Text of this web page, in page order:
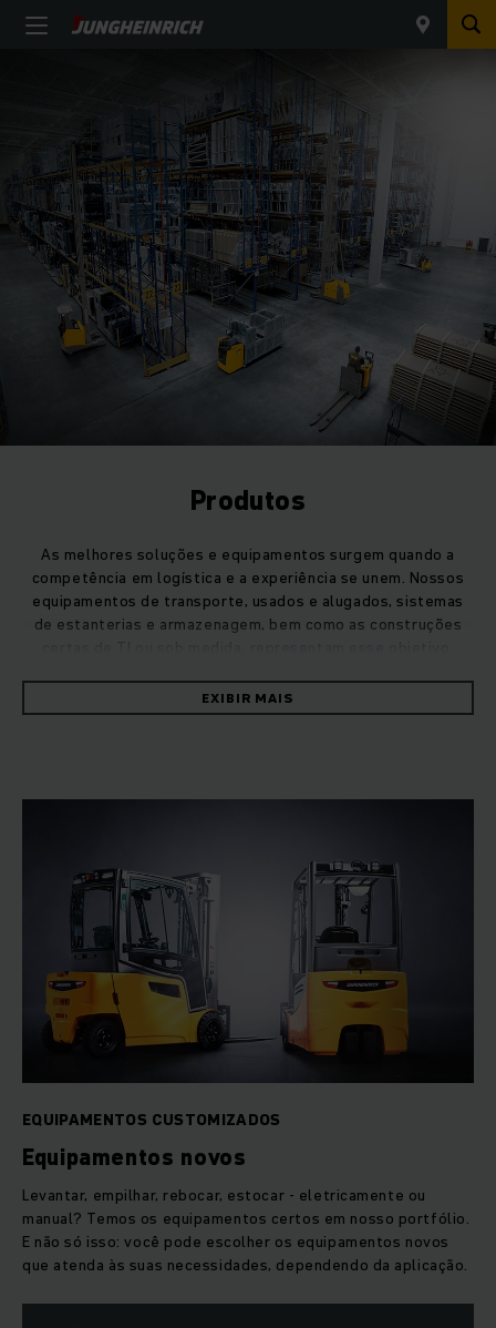
Produtos
As melhores soluções e equipamentos surgem quando a
competência em logística e a experiência se unem. Nossos
equipamentos de transporte, usados e alugados, sistemas
de estanterias e armazenagem, bem como as construções
Você precisa mover paletes, empilhar e fazer a seleção de
encontradas em nossa linha de produtos. Desde
manuseio e sofisticados sistemas de estanterias e
armazenagem.
Além do desenvolvimento, produção e venda de novos
equipamentos, incluindo o negócio de sistemas logísticos, E-
commerce, focamos ainda na locação de equipamentos de
transporte novos e usados, reforma e venda de
equipamentos usados, bem como o negócio de manutenção,
o ciclo de vida de um produto a partir de uma única fonte.
EXIBIR MAIS
EQUIPAMENTOS CUSTOMIZADOS
Equipamentos novos
Levantar, empilhar, rebocar, estocar - eletricamente ou
manual? Temos os equipamentos certos em nosso portfólio.
E não só isso: você pode escolher os equipamentos novos
que atenda às suas necessidades, dependendo da aplicação.